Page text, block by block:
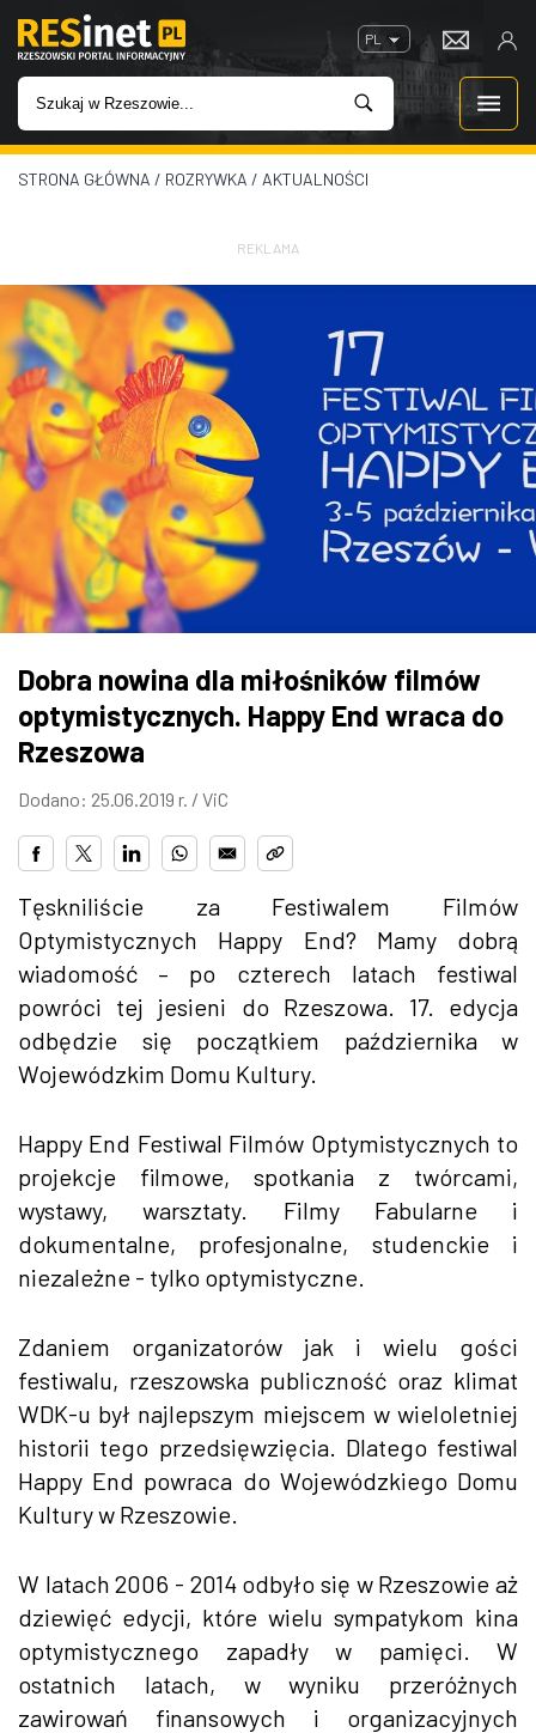
PL
WIADOMOŚCI
IMPREZY
ROZRYWKA
W KINACH
GASTRONOMIA
ZDJĘCIA
W RZESZOWIE
STRONA GŁÓWNA / ROZRYWKA / AKTUALNOŚCI
REKLAMA
Dobra nowina dla miłośników filmów
optymistycznych. Happy End wraca do
Rzeszowa
Dodano: 25.06.2019 r. / ViC
Tęskniliście za Festiwalem Filmów
Optymistycznych Happy End? Mamy dobrą
wiadomość – po czterech latach festiwal
powróci tej jesieni do Rzeszowa. 17. edycja
odbędzie się początkiem października w
Wojewódzkim Domu Kultury.
Happy End Festiwal Filmów Optymistycznych to
projekcje filmowe, spotkania z twórcami,
wystawy, warsztaty. Filmy Fabularne i
dokumentalne, profesjonalne, studenckie i
niezależne - tylko optymistyczne.
Zdaniem organizatorów jak i wielu gości
festiwalu, rzeszowska publiczność oraz klimat
WDK-u był najlepszym miejscem w wieloletniej
historii tego przedsięwzięcia. Dlatego festiwal
Happy End powraca do Wojewódzkiego Domu
Kultury w Rzeszowie.
W latach 2006 - 2014 odbyło się w Rzeszowie aż
dziewięć edycji, które wielu sympatykom kina
optymistycznego zapadły w pamięci. W
ostatnich latach, w wyniku przeróżnych
zawirowań finansowych i organizacyjnych